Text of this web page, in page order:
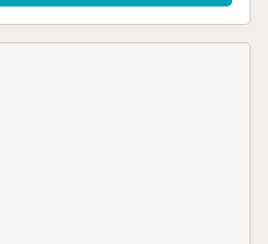
ventiladores, plancha, acceso